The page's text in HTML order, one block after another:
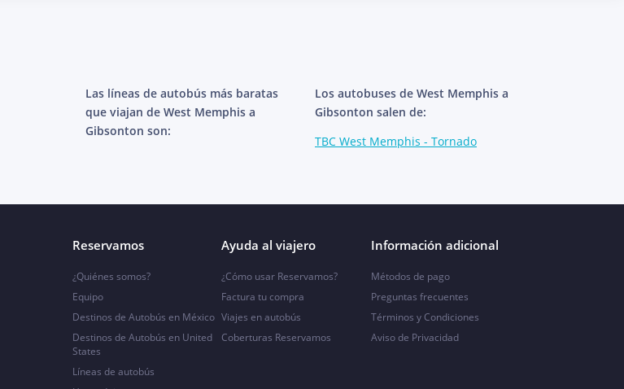
Las líneas de autobús más baratas
que viajan de West Memphis a
Gibsonton son:
Los autobuses de West Memphis a
Gibsonton salen de:
TBC West Memphis - Tornado
Reservamos
¿Quiénes somos?
Equipo
Destinos de Autobús en México
Destinos de Autobús en United
States
Líneas de autobús
Ayuda al viajero
¿Cómo usar Reservamos?
Factura tu compra
Viajes en autobús
Coberturas Reservamos
Información adicional
Métodos de pago
Preguntas frecuentes
Términos y Condiciones
Aviso de Privacidad